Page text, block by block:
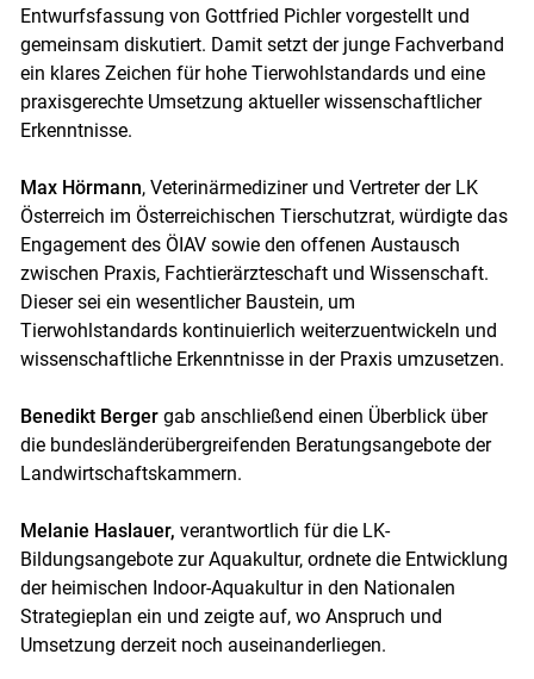
Entwurfsfassung von Gottfried Pichler vorgestellt und
gemeinsam diskutiert. Damit setzt der junge Fachverband
ein klares Zeichen für hohe Tierwohlstandards und eine
praxisgerechte Umsetzung aktueller wissenschaftlicher
Erkenntnisse.
Max Hörmann, Veterinärmediziner und Vertreter der LK
Österreich im Österreichischen Tierschutzrat, würdigte das
Engagement des ÖIAV sowie den offenen Austausch
zwischen Praxis, Fachtierärzteschaft und Wissenschaft.
Dieser sei ein wesentlicher Baustein, um
Tierwohlstandards kontinuierlich weiterzuentwickeln und
wissenschaftliche Erkenntnisse in der Praxis umzusetzen.
Benedikt Bergergab anschließend einen Überblick über
die bundesländerübergreifenden Beratungsangebote der
Landwirtschaftskammern.
Melanie Haslauer, verantwortlich für die LK-
Bildungsangebote zur Aquakultur, ordnete die Entwicklung
der heimischen Indoor-Aquakultur in den Nationalen
Strategieplan ein und zeigte auf, wo Anspruch und
Umsetzung derzeit noch auseinanderliegen.